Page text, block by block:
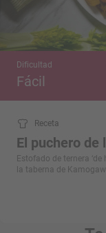
Receta
Dificultad
Fácil
El puchero de
Estofado de ternera
la taberna de